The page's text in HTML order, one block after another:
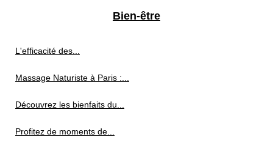
Bien-être
L'efficacité des...
Massage Naturiste à Paris :...
Découvrez les bienfaits du...
Profitez de moments de...